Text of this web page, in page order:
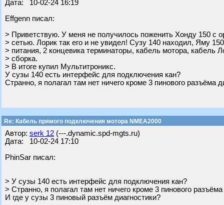
Дата: 10-02-24 16:19
Effgenn писал:
> Приветствую. У меня не получилось поженить Хонду 150 с
> сетью. Лорик так его и не увидел! Сузу 140 находил, Яму
> питания, 2 концевика терминаторы, кабель мотора, кабель
> сборка.
> В итоге купил Мультитроникс.
У сузы 140 есть интерфейс для подключения кан?
Странно, я полагал там нет ничего кроме 3 пинового разъёма
Re: Кабель прямого подключения мотора NMEA2000
Автор: serk 12 (---.dynamic.spd-mgts.ru)
Дата: 10-02-24 17:10
PhinSar писал:
> У сузы 140 есть интерфейс для подключения кан?
> Странно, я полагал там нет ничего кроме 3 пинового разъёма
И где у сузы 3 пиновый разъём диагностики?